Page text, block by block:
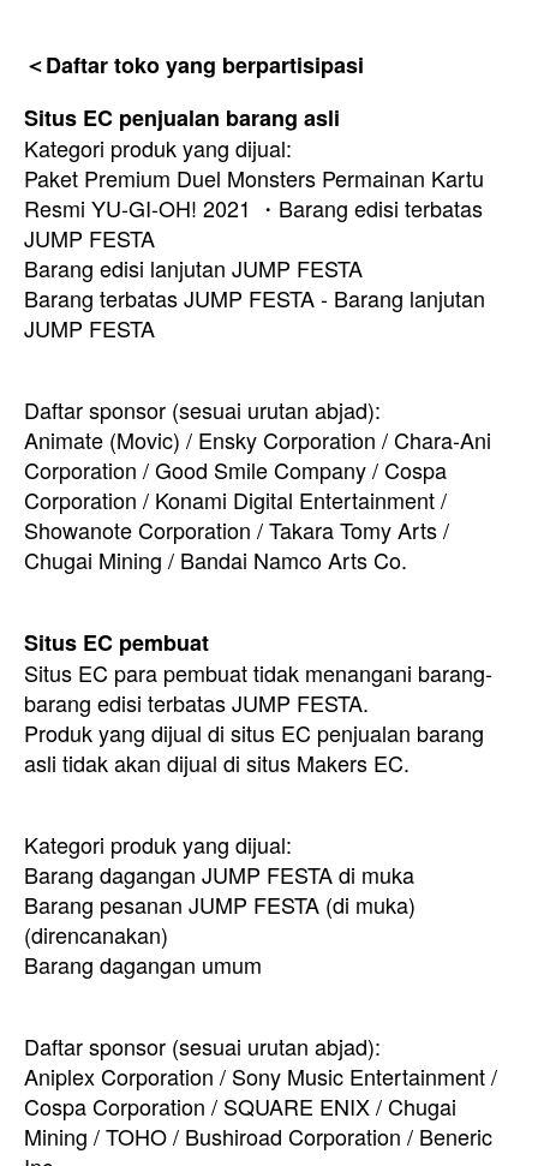
＜Daftar toko yang berpartisipasi
Situs EC penjualan barang asli
Kategori produk yang dijual:
Paket Premium Duel Monsters Permainan Kartu
Resmi YU-GI-OH! 2021 ・Barang edisi terbatas
JUMP FESTA
Barang edisi lanjutan JUMP FESTA
Barang terbatas JUMP FESTA - Barang lanjutan
JUMP FESTA
Daftar sponsor (sesuai urutan abjad):
Animate (Movic) / Ensky Corporation / Chara-Ani
Corporation / Good Smile Company / Cospa
Corporation / Konami Digital Entertainment /
Showanote Corporation / Takara Tomy Arts /
Chugai Mining / Bandai Namco Arts Co.
Situs EC pembuat
Situs EC para pembuat tidak menangani barang-
barang edisi terbatas JUMP FESTA.
Produk yang dijual di situs EC penjualan barang
asli tidak akan dijual di situs Makers EC.
Kategori produk yang dijual:
Barang dagangan JUMP FESTA di muka
Barang pesanan JUMP FESTA (di muka)
(direncanakan)
Barang dagangan umum
Daftar sponsor (sesuai urutan abjad):
Aniplex Corporation / Sony Music Entertainment /
Cospa Corporation / SQUARE ENIX / Chugai
Mining / TOHO / Bushiroad Corporation / Beneric